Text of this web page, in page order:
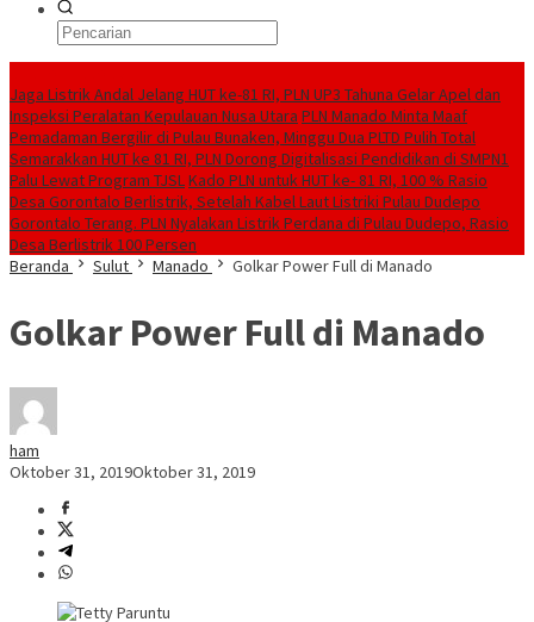
Jaga Listrik Andal Jelang HUT ke-81 RI, PLN UP3 Tahuna Gelar Apel dan
Inspeksi Peralatan Kepulauan Nusa Utara PLN Manado Minta Maaf
Pemadaman Bergilir di Pulau Bunaken, Minggu Dua PLTD Pulih Total
Semarakkan HUT ke 81 RI, PLN Dorong Digitalisasi Pendidikan di SMPN1
Palu Lewat Program TJSLKado PLN untuk HUT ke- 81 RI, 100 % Rasio
Desa Gorontalo Berlistrik, Setelah Kabel Laut Listriki Pulau Dudepo
Gorontalo Terang. PLN Nyalakan Listrik Perdana di Pulau Dudepo, Rasio
Desa Berlistrik 100 Persen
Beranda
Sulut Manado Golkar Power Full di Manado
Golkar Power Full di Manado
ham
Oktober 31, 2019Oktober 31, 2019